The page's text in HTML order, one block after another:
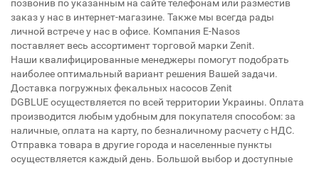
позвонив по указанным на сайте телефонам или разместив
заказ у нас в интернет-магазине. Также мы всегда рады
личной встрече у нас в офисе. Компания E-Nasos
поставляет весь ассортимент торговой марки Zenit.
Наши квалифицированные менеджеры помогут подобрать
наиболее оптимальный вариант решения Вашей задачи.
Доставка погружных фекальных насосов Zenit
DGBLUE осуществляется по всей территории Украины. Оплата
производится любым удобным для покупателя способом: за
наличные, оплата на карту, по безналичному расчету с НДС.
Отправка товара в другие города и населенные пункты
осуществляется каждый день. Большой выбор и доступные